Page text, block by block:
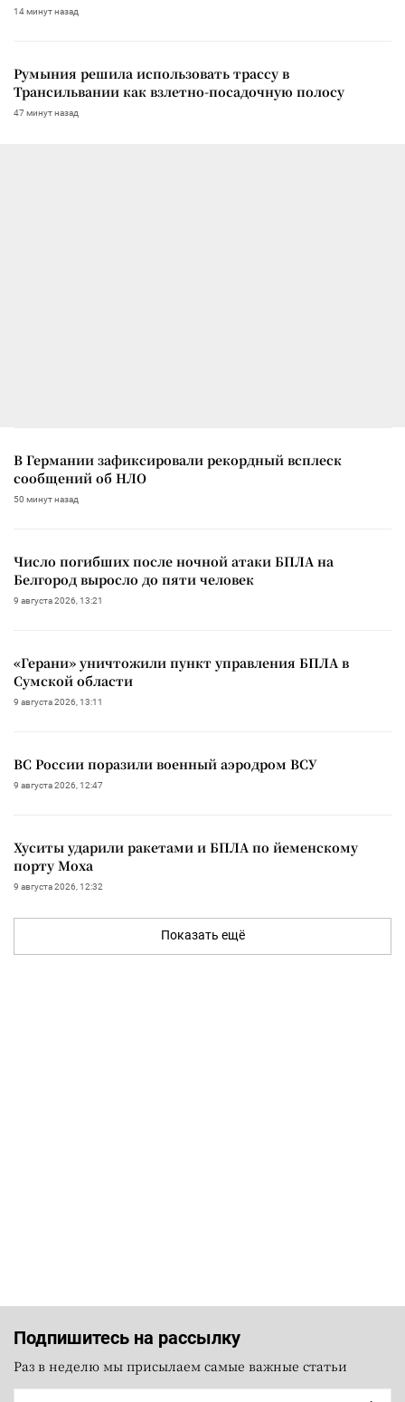
14 минут назад
Румыния решила использовать трассу в
Трансильвании как взлетно-посадочную полосу
47 минут назад
В Германии зафиксировали рекордный всплеск
сообщений об НЛО
50 минут назад
Число погибших после ночной атаки БПЛА на
Белгород выросло до пяти человек
9 августа 2026, 13:21
«Герани» уничтожили пункт управления БПЛА в
Сумской области
9 августа 2026, 13:11
ВС России поразили военный аэродром ВСУ
9 августа 2026, 12:47
Хуситы ударили ракетами и БПЛА по йеменскому
порту Моха
9 августа 2026, 12:32
Показать ещё
Подпишитесь на рассылку
Раз в неделю мы присылаем самые важные статьи